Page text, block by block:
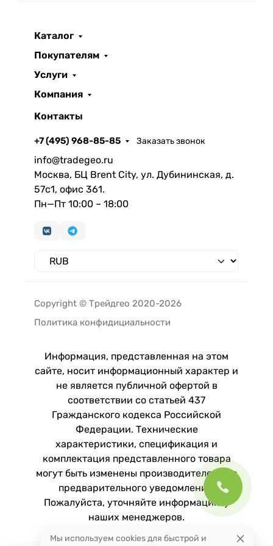
Каталог
Покупателям
Услуги
Компания
Контакты
+7 (495) 968-85-85 Заказать звонок
info@tradegeo.ru
Москва, БЦ Brent City, ул. Дубининская, д.
57с1, офис 361.
Пн—Пт 10:00 – 18:00
Copyright © Трейдгео 2020-2026
Политика конфидициальности
Информация, представленная на этом
сайте, носит информационный характер и
не является публичной офертой в
соответствии со статьей 437
Гражданского кодекса Российской
Федерации. Технические
характеристики, спецификация и
комплектация представленного товара
могут быть изменены производителем без
предварительного уведомления.
Пожалуйста, уточняйте информацию у
наших менеджеров.
Мы используем cookies для быстрой и